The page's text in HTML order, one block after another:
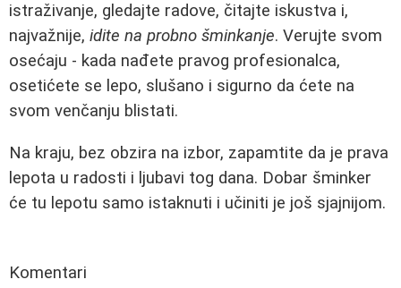
istraživanje, gledajte radove, čitajte iskustva i,
najvažnije, idite na probno šminkanje. Verujte svom
osećaju - kada nađete pravog profesionalca,
osetićete se lepo, slušano i sigurno da ćete na
svom venčanju blistati.
Na kraju, bez obzira na izbor, zapamtite da je prava
lepota u radosti i ljubavi tog dana. Dobar šminker
će tu lepotu samo istaknuti i učiniti je još sjajnijom.
Komentari